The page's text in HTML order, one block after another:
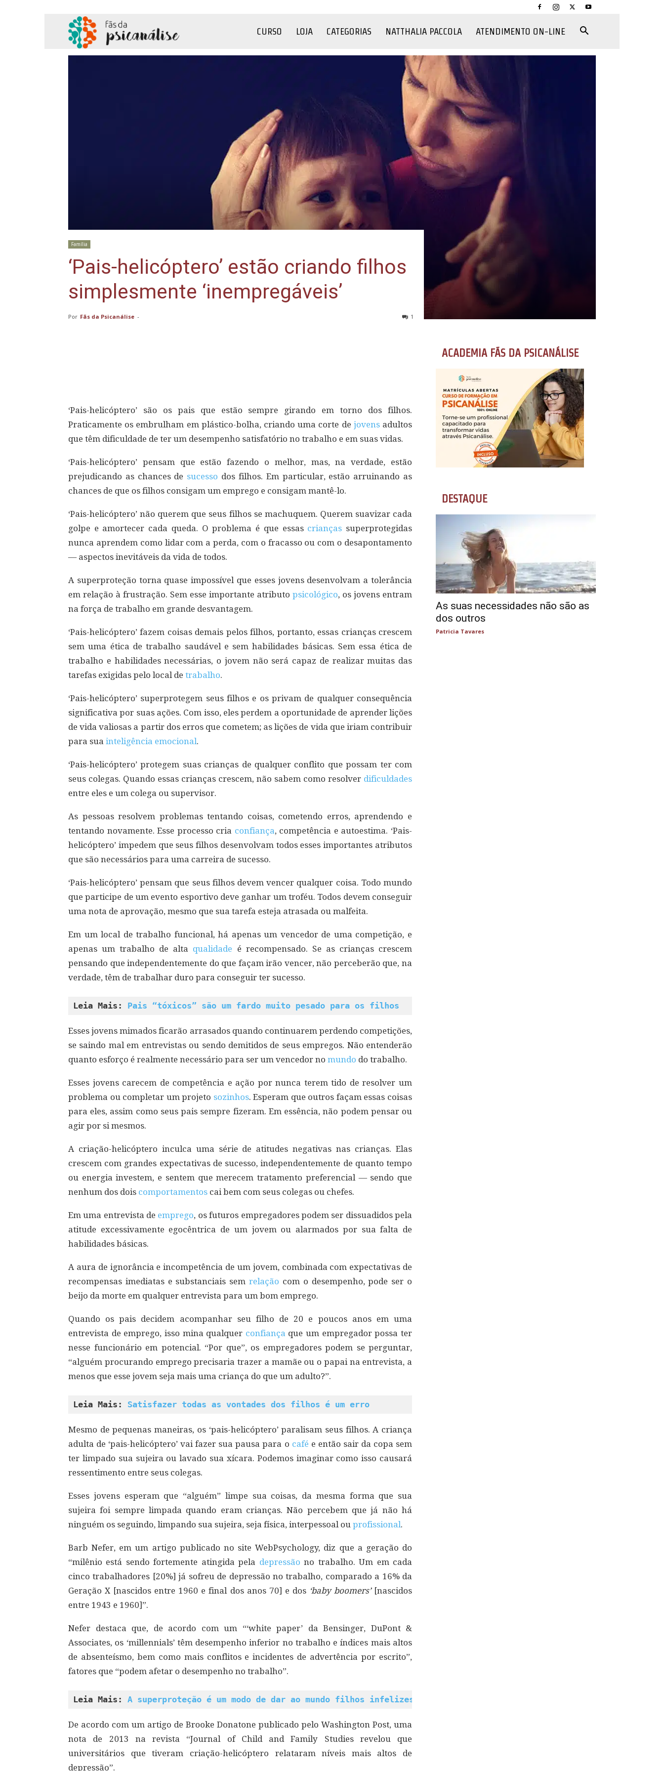
CURSO LOJA CATEGORIAS NATTHALIA PACCOLA ATENDIMENTO ON-LINE
Família
‘Pais-helicóptero’ estão criando filhos
simplesmente ‘inempregáveis’
Por Fãs da Psicanálise - 1
‘Pais-helicóptero’ são os pais que estão sempre girando em torno dos filhos.
Praticamente os embrulham em plástico-bolha, criando uma corte de jovensadultos
que têm dificuldade de ter um desempenho satisfatório no trabalho e em suas vidas.
‘Pais-helicóptero’ pensam que estão fazendo o melhor, mas, na verdade, estão
prejudicando as chances de sucesso dos filhos. Em particular, estão arruinando as
chances de que os filhos consigam um emprego e consigam mantê-lo.
‘Pais-helicóptero’ não querem que seus filhos se machuquem. Querem suavizar cada
golpe e amortecer cada queda. O problema é que essas crianças superprotegidas
nunca aprendem como lidar com a perda, com o fracasso ou com o desapontamento
— aspectos inevitáveis da vida de todos.
A superproteção torna quase impossível que esses jovens desenvolvam a tolerância
em relação à frustração. Sem esse importante atributo psicológico, os jovens entram
na força de trabalho em grande desvantagem.
‘Pais-helicóptero’ fazem coisas demais pelos filhos, portanto, essas crianças crescem
sem uma ética de trabalho saudável e sem habilidades básicas. Sem essa ética de
trabalho e habilidades necessárias, o jovem não será capaz de realizar muitas das
tarefas exigidas pelo local de trabalho.
‘Pais-helicóptero’ superprotegem seus filhos e os privam de qualquer consequência
significativa por suas ações. Com isso, eles perdem a oportunidade de aprender lições
de vida valiosas a partir dos erros que cometem; as lições de vida que iriam contribuir
para sua inteligência emocional.
‘Pais-helicóptero’ protegem suas crianças de qualquer conflito que possam ter com
seus colegas. Quando essas crianças crescem, não sabem como resolver dificuldades
entre eles e um colega ou supervisor.
As pessoas resolvem problemas tentando coisas, cometendo erros, aprendendo e
tentando novamente. Esse processo cria confiança, competência e autoestima. ‘Pais-
helicóptero’ impedem que seus filhos desenvolvam todos esses importantes atributos
que são necessários para uma carreira de sucesso.
‘Pais-helicóptero’ pensam que seus filhos devem vencer qualquer coisa. Todo mundo
que participe de um evento esportivo deve ganhar um troféu. Todos devem conseguir
uma nota de aprovação, mesmo que sua tarefa esteja atrasada ou malfeita.
Em um local de trabalho funcional, há apenas um vencedor de uma competição, e
apenas um trabalho de alta qualidade é recompensado. Se as crianças crescem
pensando que independentemente do que façam irão vencer, não perceberão que, na
verdade, têm de trabalhar duro para conseguir ter sucesso.
Leia Mais: Pais “tóxicos” são um fardo muito pesado para os filhos
Esses jovens mimados ficarão arrasados quando continuarem perdendo competições,
se saindo mal em entrevistas ou sendo demitidos de seus empregos. Não entenderão
quanto esforço é realmente necessário para ser um vencedor no mundo do trabalho.
Esses jovens carecem de competência e ação por nunca terem tido de resolver um
problema ou completar um projeto sozinhos. Esperam que outros façam essas coisas
para eles, assim como seus pais sempre fizeram. Em essência, não podem pensar ou
agir por si mesmos.
A criação-helicóptero inculca uma série de atitudes negativas nas crianças. Elas
crescem com grandes expectativas de sucesso, independentemente de quanto tempo
ou energia investem, e sentem que merecem tratamento preferencial — sendo que
nenhum dos dois comportamentos cai bem com seus colegas ou chefes.
Em uma entrevista de emprego, os futuros empregadores podem ser dissuadidos pela
atitude excessivamente egocêntrica de um jovem ou alarmados por sua falta de
habilidades básicas.
A aura de ignorância e incompetência de um jovem, combinada com expectativas de
recompensas imediatas e substanciais semrelação com o desempenho, pode ser o
beijo da morte em qualquer entrevista para um bom emprego.
Quando os pais decidem acompanhar seu filho de 20 e poucos anos em uma
entrevista de emprego, isso mina qualquer confiança que um empregador possa ter
nesse funcionário em potencial. “Por que”, os empregadores podem se perguntar,
“alguém procurando emprego precisaria trazer a mamãe ou o papai na entrevista, a
menos que esse jovem seja mais uma criança do que um adulto?”.
Leia Mais: Satisfazer todas as vontades dos filhos é um erro
Mesmo de pequenas maneiras, os ‘pais-helicóptero’ paralisam seus filhos. A criança
adulta de ‘pais-helicóptero’ vai fazer sua pausa para o café e então sair da copa sem
ter limpado sua sujeira ou lavado sua xícara. Podemos imaginar como isso causará
ressentimento entre seus colegas.
Esses jovens esperam que “alguém” limpe sua coisas, da mesma forma que sua
sujeira foi sempre limpada quando eram crianças. Não percebem que já não há
ninguém os seguindo, limpando sua sujeira, seja física, interpessoal ou profissional.
Barb Nefer, em um artigo publicado no site WebPsychology, diz que a geração do
“milênio está sendo fortemente atingida pela depressão no trabalho. Um em cada
cinco trabalhadores [20%] já sofreu de depressão no trabalho, comparado a 16% da
Geração X [nascidos entre 1960 e final dos anos 70] e dos ‘baby boomers’[nascidos
entre 1943 e 1960]”.
Nefer destaca que, de acordo com um “‘white paper’ da Bensinger, DuPont &
Associates, os ‘millennials’ têm desempenho inferior no trabalho e índices mais altos
de absenteísmo, bem como mais conflitos e incidentes de advertência por escrito”,
fatores que “podem afetar o desempenho no trabalho”.
Leia Mais: A superproteção é um modo de dar ao mundo filhos infelizes
De acordo com um artigo de Brooke Donatone publicado pelo Washington Post, uma
nota de 2013 na revista “Journal of Child and Family Studies revelou que
universitários que tiveram criação-helicóptero relataram níveis mais altos de
depressão”.
ACADEMIA FÃS DA PSICANÁLISE
DESTAQUE
As suas necessidades não são as
dos outros
Patricia Tavares